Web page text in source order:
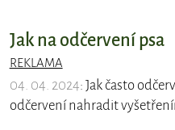
Jak na odčervení psa
REKLAMA
04. 04. 2024: Jak často
odčervení nahradit